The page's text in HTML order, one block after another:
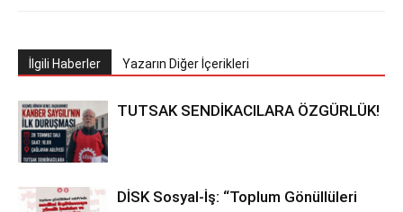
İlgili Haberler Yazarın Diğer İçerikleri
TUTSAK SENDİKACILARA ÖZGÜRLÜK!
DİSK Sosyal-İş: “Toplum Gönüllüleri